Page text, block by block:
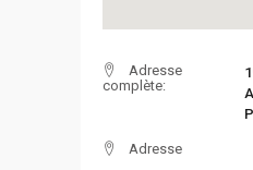
Adresse
complète:
Adresse